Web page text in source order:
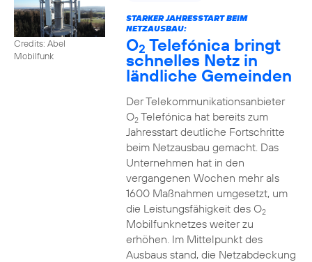
Credits: Abel
Mobilfunk
STARKER JAHRESSTART BEIM
NETZAUSBAU:
O2 Telefónica bringt
schnelles Netz in
ländliche Gemeinden
Der Telekommunikationsanbieter
O2Telefónica hat bereits zum
Jahresstart deutliche Fortschritte
beim Netzausbau gemacht. Das
Unternehmen hat in den
vergangenen Wochen mehr als
1600 Maßnahmen umgesetzt, um
die Leistungsfähigkeit des O2
Mobilfunknetzes weiter zu
erhöhen. Im Mittelpunkt des
Ausbaus stand, die Netzabdeckung